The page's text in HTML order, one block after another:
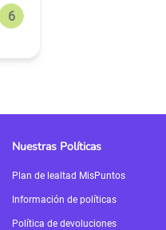
Nuestras Políticas
Plan de lealtad MisPuntos
Información de políticas
Política de devoluciones